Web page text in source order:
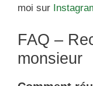
moi sur
FAQ –
monsieur